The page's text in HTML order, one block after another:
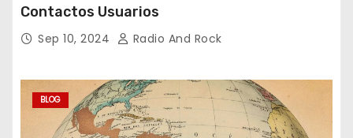
Contactos Usuarios
Sep 10, 2024 Radio And Rock
BLOG